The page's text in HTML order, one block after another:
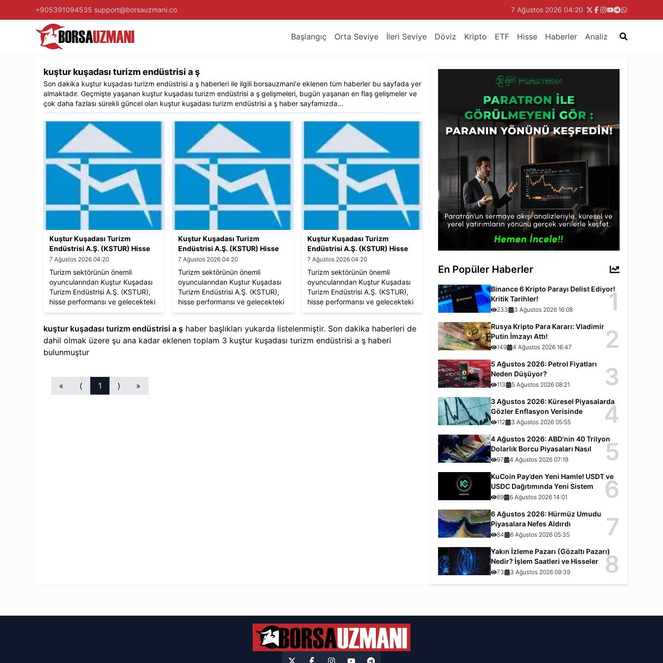
+905391094535 support@borsauzmani.co 7 Ağustos 2026 04:20
Başlangıç Orta Seviye İleri Seviye Döviz Kripto ETF Hisse Haberler Analiz
kuştur kuşadası turizm endüstrisi a ş
Son dakika kuştur kuşadası turizm endüstrisi a ş haberleri ile ilgili borsauzmani'e eklenen tüm haberler bu sayfada yer
almaktadır. Geçmişte yaşanan kuştur kuşadası turizm endüstrisi a ş gelişmeleri, bugün yaşanan en flaş gelişmeler ve
çok daha fazlası sürekli güncel olan kuştur kuşadası turizm endüstrisi a ş haber sayfamızda...
Kuştur Kuşadası Turizm
Endüstrisi A.Ş. (KSTUR) Hisse
Yorumları ve Beklentiler
7 Ağustos 2026 04:20
Turizm sektörünün önemli
oyuncularından Kuştur Kuşadası
Turizm Endüstrisi A.Ş. (KSTUR),
hisse performansı ve gelecekteki
yatırım fırsatlarıyla yatırımcıların
Kuştur Kuşadası Turizm
Endüstrisi A.Ş. (KSTUR) Hisse
Yorumları ve Beklentiler
7 Ağustos 2026 04:20
Turizm sektörünün önemli
oyuncularından Kuştur Kuşadası
Turizm Endüstrisi A.Ş. (KSTUR),
hisse performansı ve gelecekteki
yatırım fırsatlarıyla yatırımcıların
Kuştur Kuşadası Turizm
Endüstrisi A.Ş. (KSTUR) Hisse
Yorumları ve Beklentiler
7 Ağustos 2026 04:20
Turizm sektörünün önemli
oyuncularından Kuştur Kuşadası
Turizm Endüstrisi A.Ş. (KSTUR),
hisse performansı ve gelecekteki
yatırım fırsatlarıyla yatırımcıların
kuştur kuşadası turizm endüstrisi a ş haber başlıkları yukarda listelenmiştir. Son dakika haberleri de
dahil olmak üzere şu ana kadar eklenen toplam 3 kuştur kuşadası turizm endüstrisi a ş haberi
bulunmuştur
« ⟨ 1 ⟩ »
En Popüler Haberler
Binance 6 Kripto Parayı Delist Ediyor!
Kritik Tarihler!
233 3 Ağustos 2026 16:08 1
Rusya Kripto Para Kararı: Vladimir
Putin İmzayı Attı!
149 4 Ağustos 2026 16:47 2
5 Ağustos 2026: Petrol Fiyatları
Neden Düşüyor?
113 5 Ağustos 2026 08:21 3
3 Ağustos 2026: Küresel Piyasalarda
Gözler Enflasyon Verisinde
112 3 Ağustos 2026 05:55 4
4 Ağustos 2026: ABD'nin 40 Trilyon
Dolarlık Borcu Piyasaları Nasıl
Etkiliyor?
97 4 Ağustos 2026 07:19 5
KuCoin Pay’den Yeni Hamle! USDT ve
USDC Dağıtımında Yeni Sistem
89 6 Ağustos 2026 14:01 6
6 Ağustos 2026: Hürmüz Umudu
Piyasalara Nefes Aldırdı
84 6 Ağustos 2026 05:35 7
Yakın İzleme Pazarı (Gözaltı Pazarı)
Nedir? İşlem Saatleri ve Hisseler
73 3 Ağustos 2026 09:39 8